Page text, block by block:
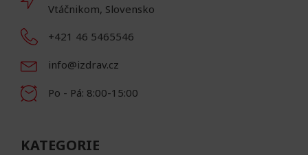
Vtáčnikom, Slovensko
+421 46 5465546
info@izdrav.cz
Po - Pá: 8:00-15:00
KATEGORIE